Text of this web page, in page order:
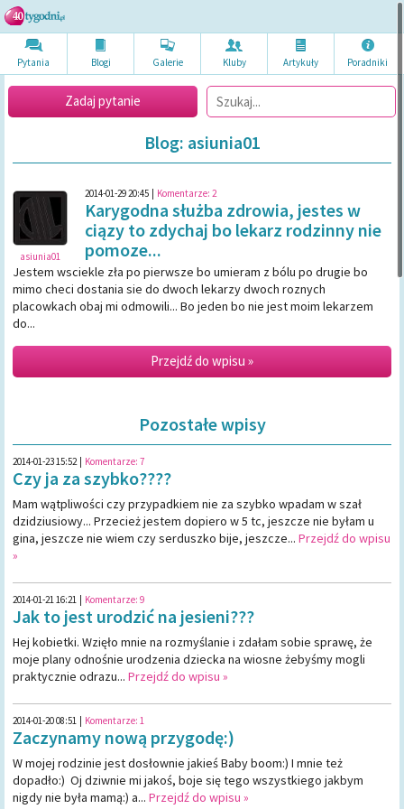
Pytania Blogi Galerie Kluby Artykuły Poradniki
Zadaj pytanie
Blog: asiunia01
asiunia01
2014-01-29 20:45 Komentarze: 2
Karygodna służba zdrowia, jestes w
ciązy to zdychaj bo lekarz rodzinny nie
pomoze...
Jestem wsciekle zła po pierwsze bo umieram z bólu po drugie bo
mimo checi dostania sie do dwoch lekarzy dwoch roznych
placowkach obaj mi odmowili... Bo jeden bo nie jest moim lekarzem
do...
Przejdź do wpisu »
Pozostałe wpisy
2014-01-23 15:52 Komentarze: 7
Czy ja za szybko????
Mam wątpliwości czy przypadkiem nie za szybko wpadam w szał
dzidziusiowy... Przecież jestem dopiero w 5 tc, jeszcze nie byłam u
gina, jeszcze nie wiem czy serduszko bije, jeszcze... Przejdź do wpisu
»
2014-01-21 16:21 Komentarze: 9
Jak to jest urodzić na jesieni???
Hej kobietki. Wzięło mnie na rozmyślanie i zdałam sobie sprawę, że
moje plany odnośnie urodzenia dziecka na wiosne żebyśmy mogli
praktycznie odrazu... Przejdź do wpisu »
2014-01-20 08:51 Komentarze: 1
Zaczynamy nową przygodę:)
W mojej rodzinie jest dosłownie jakieś Baby boom:) I mnie też
dopadło:) Oj dziwnie mi jakoś, boje się tego wszystkiego jakbym
nigdy nie była mamą:) a... Przejdź do wpisu »